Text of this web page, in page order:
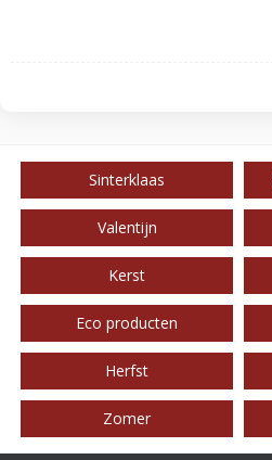
Sinterklaas
Valentijn
Kerst
Eco producten
Herfst
Zomer